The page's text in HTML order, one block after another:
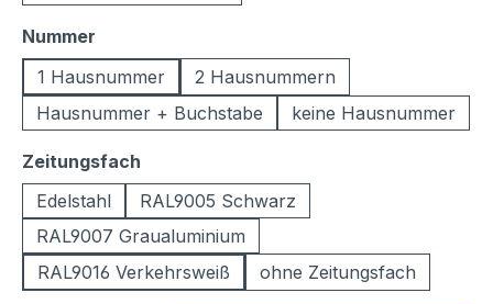
Nummer
1 Hausnummer
2 Hausnummern
Hausnummer + Buchstabe
keine Hausnummer
Zeitungsfach
Edelstahl
RAL9005 Schwarz
RAL9007 Graualuminium
RAL9016 Verkehrsweiß
ohne Zeitungsfach